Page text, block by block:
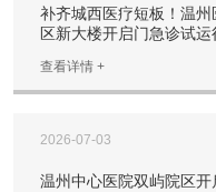
补齐城西医疗短板！温
区新大楼开启门急诊试运
查看详情 +
2026-07-03
温州中心医院双屿院区开